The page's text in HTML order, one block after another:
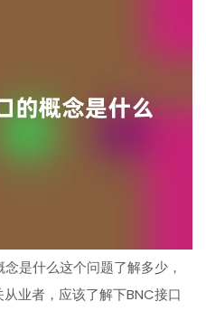
是什么这个问题了解多少，
业者，应该了解下BNC接口